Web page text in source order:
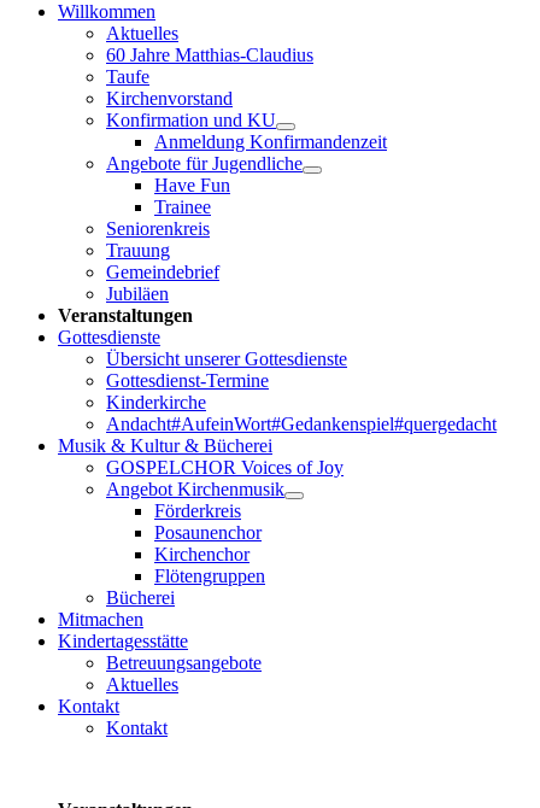
Willkommen
Aktuelles
60 Jahre Matthias-Claudius
Taufe
Kirchenvorstand
Konfirmation und KU
Anmeldung Konfirmandenzeit
Angebote für Jugendliche
Have Fun
Trainee
Seniorenkreis
Trauung
Gemeindebrief
Jubiläen
Veranstaltungen
Gottesdienste
Übersicht unserer Gottesdienste
Gottesdienst-Termine
Kinderkirche
Andacht#AufeinWort#Gedankenspiel#quergedacht
Musik & Kultur & Bücherei
GOSPELCHOR Voices of Joy
Angebot Kirchenmusik
Förderkreis
Posaunenchor
Kirchenchor
Flötengruppen
Bücherei
Mitmachen
Kindertagesstätte
Betreuungsangebote
Aktuelles
Kontakt
Kontakt